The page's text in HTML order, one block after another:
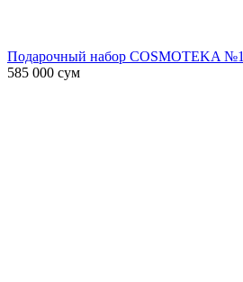
Подарочный набор COSMOTEKA №1
585 000 сум